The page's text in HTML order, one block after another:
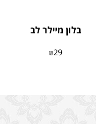
בלון מיילר לב
₪29